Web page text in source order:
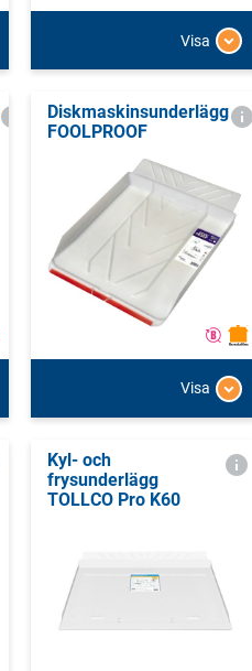
Visa
Diskmaskinsunderlägg
FOOLPROOF
Visa
Kyl- och
frysunderlägg
TOLLCO Pro K60